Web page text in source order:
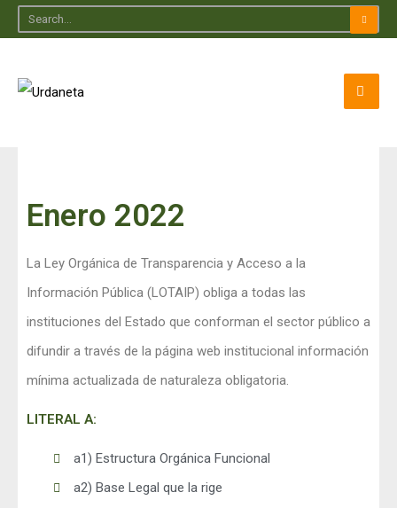
Enero 2022
La Ley Orgánica de Transparencia y Acceso a la
Información Pública (LOTAIP) obliga a todas las
instituciones del Estado que conforman el sector público a
difundir a través de la página web institucional información
mínima actualizada de naturaleza obligatoria.​​​​
LITERAL A:
a1) Estructura Orgánica Funcional
a2) Base Legal que la rige